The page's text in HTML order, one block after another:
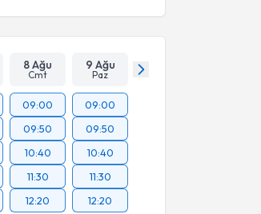
8 Ağu
Cmt
9 Ağu
Paz
09:00
09:50
10:40
11:30
12:20
09:00
09:50
10:40
11:30
12:20